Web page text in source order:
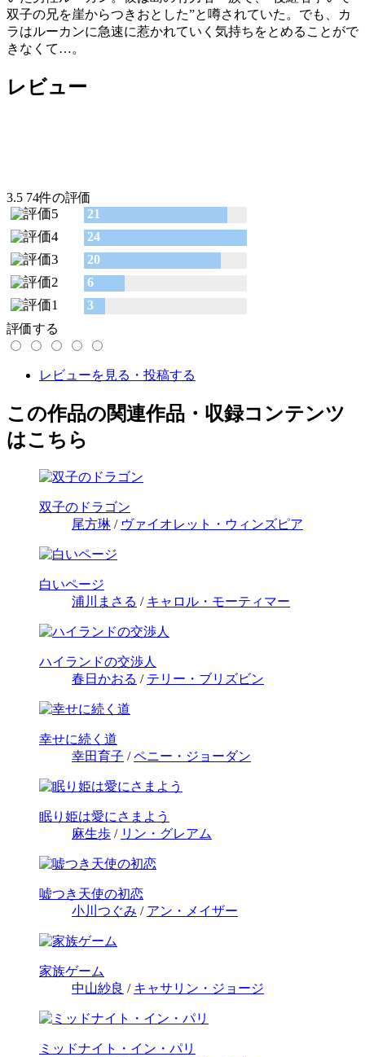
双子の兄を崖からつきおとした”と噂されていた。でも、カ
ラはルーカンに急速に惹かれていく気持ちをとめることがで
きなくて…。
レビュー
3.5 74件の評価
21
24
20
6
3
評価する
レビューを見る・投稿する
この作品の関連作品・収録コンテンツ
はこちら
双子のドラゴン
尾方琳 / ヴァイオレット・ウィンズピア
白いページ
浦川まさる / キャロル・モーティマー
ハイランドの交渉人
春日かおる / テリー・ブリズビン
幸せに続く道
幸田育子 /ペニー・ジョーダン
眠り姫は愛にさまよう
麻生歩 / リン・グレアム
嘘つき天使の初恋
小川つぐみ / アン・メイザー
家族ゲーム
中山紗良 / キャサリン・ジョージ
ミッドナイト・イン・パリ